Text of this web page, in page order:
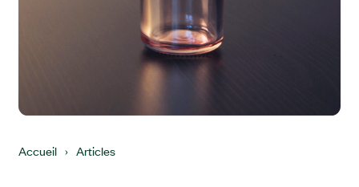
Accueil › Articles